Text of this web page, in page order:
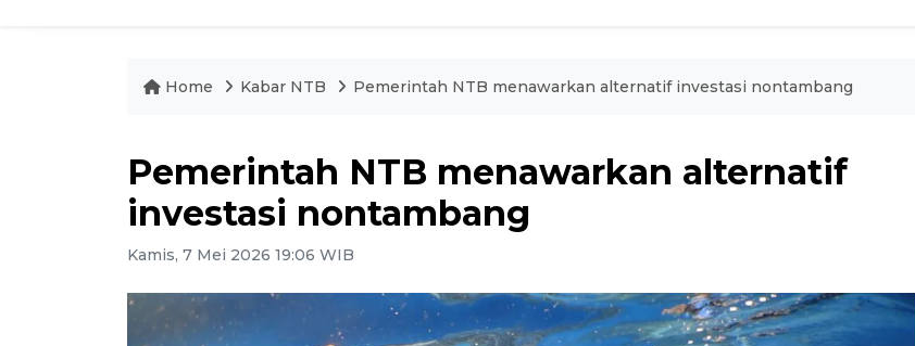
Home Kabar NTB Pemerintah NTB menawarkan alternatif investasi nontambang
Pemerintah NTB menawarkan alternatif
investasi nontambang
Kamis, 7 Mei 2026 19:06 WIB